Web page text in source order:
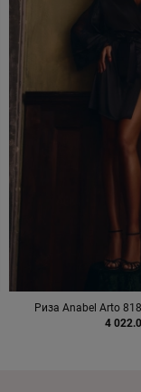
Риза Anabel Arto
4